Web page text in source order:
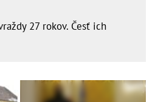
27 rokov. Česť ich